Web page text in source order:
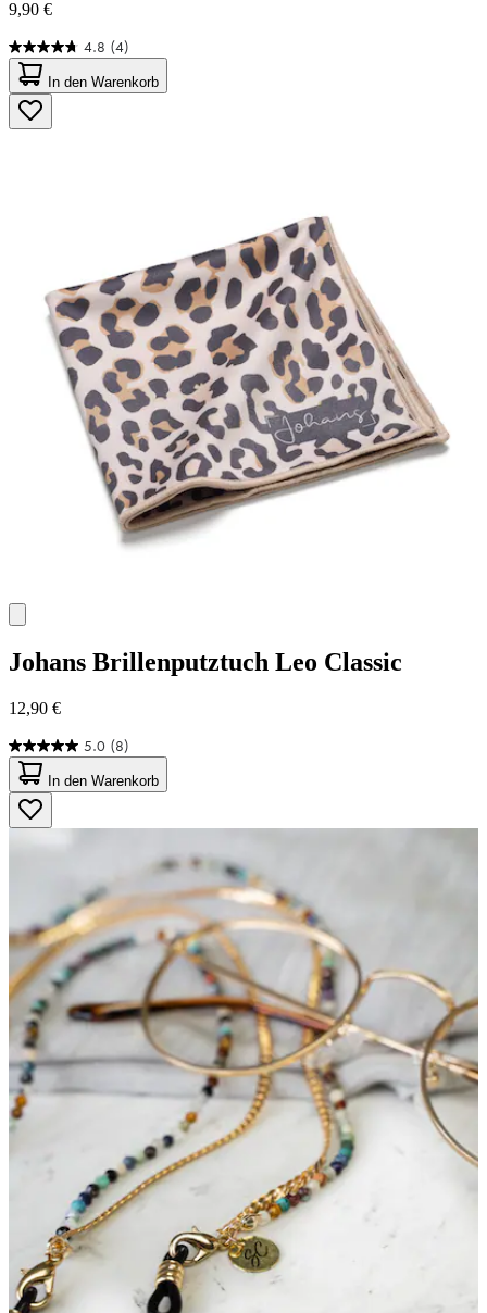
9,90 €
4.8 (4)
4.8
von
5
Sternen.
4
In den Warenkorb
Johans Brillenputztuch Leo Classic
12,90 €
5.0 (8)
5.0
von
5
Sternen.
8
In den Warenkorb